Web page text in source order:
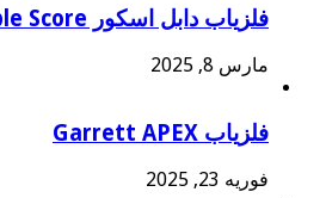
فلزیاب دابل اسکور Double Score
مارس 8, 2025
فلزیاب Garrett APEX
فوریه 23, 2025